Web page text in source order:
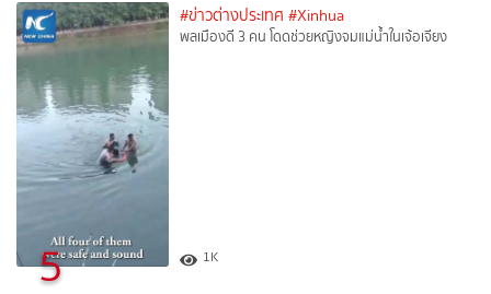
5
#ข่าวต่างประเทศ #Xinhua
พลเมืองดี 3 คน โดดช่วยหญิงจมแม่น้ำในเจ้อเจียง
1K